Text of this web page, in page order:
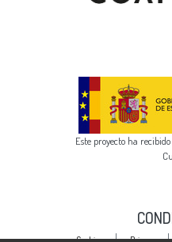
Este proyecto ha
Cookie Privacy